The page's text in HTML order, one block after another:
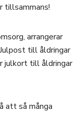
tillsammans!
arrangerar
till åldringar
julkort till åldringar
att så många